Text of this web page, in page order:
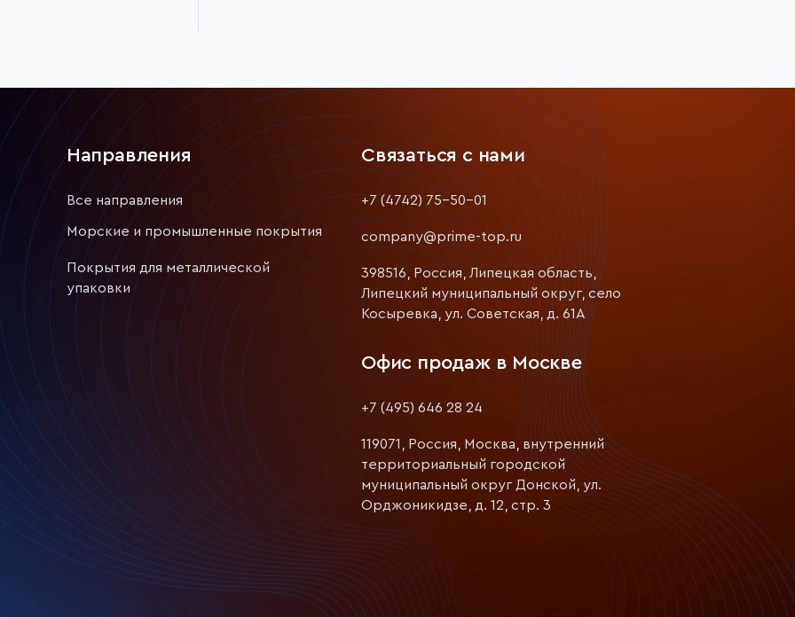
Направления
Все направления
Морские и промышленные покрытия
Покрытия для металлической
упаковки
Связаться с нами
+7 (4742) 75-50-01
company@prime-top.ru
398516, Россия, Липецкая область,
Липецкий муниципальный округ, село
Косыревка, ул. Советская, д. 61А
Офис продаж в Москве
+7 (495) 646 28 24
119071, Россия, Москва, внутренний
территориальный городской
муниципальный округ Донской, ул.
Орджоникидзе, д. 12, стр. 3